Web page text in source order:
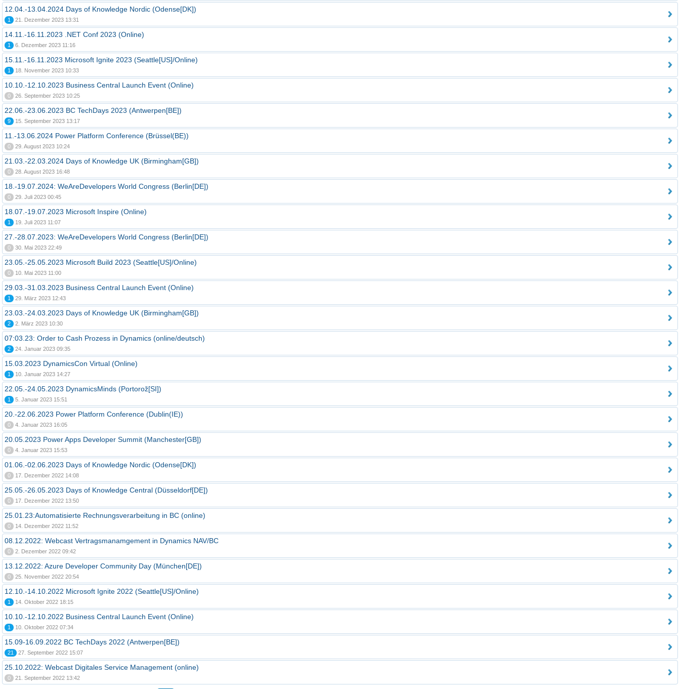
12.04.-13.04.2024 Days of Knowledge Nordic (Odense[DK])
1 21. Dezember 2023 13:31
14.11.-16.11.2023 .NET Conf 2023 (Online)
1 6. Dezember 2023 11:16
15.11.-16.11.2023 Microsoft Ignite 2023 (Seattle[US]/Online)
1 18. November 2023 10:33
10.10.-12.10.2023 Business Central Launch Event (Online)
0 26. September 2023 10:25
22.06.-23.06.2023 BC TechDays 2023 (Antwerpen[BE])
9 15. September 2023 13:17
11.-13.06.2024 Power Platform Conference (Brüssel(BE))
0 29. August 2023 10:24
21.03.-22.03.2024 Days of Knowledge UK (Birmingham[GB])
0 28. August 2023 16:48
18.-19.07.2024: WeAreDevelopers World Congress (Berlin[DE])
0 29. Juli 2023 00:45
18.07.-19.07.2023 Microsoft Inspire (Online)
1 19. Juli 2023 11:07
27.-28.07.2023: WeAreDevelopers World Congress (Berlin[DE])
0 30. Mai 2023 22:49
23.05.-25.05.2023 Microsoft Build 2023 (Seattle[US]/Online)
0 10. Mai 2023 11:00
29.03.-31.03.2023 Business Central Launch Event (Online)
1 29. März 2023 12:43
23.03.-24.03.2023 Days of Knowledge UK (Birmingham[GB])
2 2. März 2023 10:30
07:03.23: Order to Cash Prozess in Dynamics (online/deutsch)
2 24. Januar 2023 09:35
15.03.2023 DynamicsCon Virtual (Online)
1 10. Januar 2023 14:27
22.05.-24.05.2023 DynamicsMinds (Portorož[SI])
1 5. Januar 2023 15:51
20.-22.06.2023 Power Platform Conference (Dublin(IE))
0 4. Januar 2023 16:05
20.05.2023 Power Apps Developer Summit (Manchester[GB])
0 4. Januar 2023 15:53
01.06.-02.06.2023 Days of Knowledge Nordic (Odense[DK])
0 17. Dezember 2022 14:08
25.05.-26.05.2023 Days of Knowledge Central (Düsseldorf[DE])
0 17. Dezember 2022 13:50
25.01.23:Automatisierte Rechnungsverarbeitung in BC (online)
0 14. Dezember 2022 11:52
08.12.2022: Webcast Vertragsmanamgement in Dynamics NAV/BC
0 2. Dezember 2022 09:42
13.12.2022: Azure Developer Community Day (München[DE])
0 25. November 2022 20:54
12.10.-14.10.2022 Microsoft Ignite 2022 (Seattle[US]/Online)
1 14. Oktober 2022 18:15
10.10.-12.10.2022 Business Central Launch Event (Online)
1 10. Oktober 2022 07:34
15.09-16.09.2022 BC TechDays 2022 (Antwerpen[BE])
21 27. September 2022 15:07
25.10.2022: Webcast Digitales Service Management (online)
0 21. September 2022 13:42